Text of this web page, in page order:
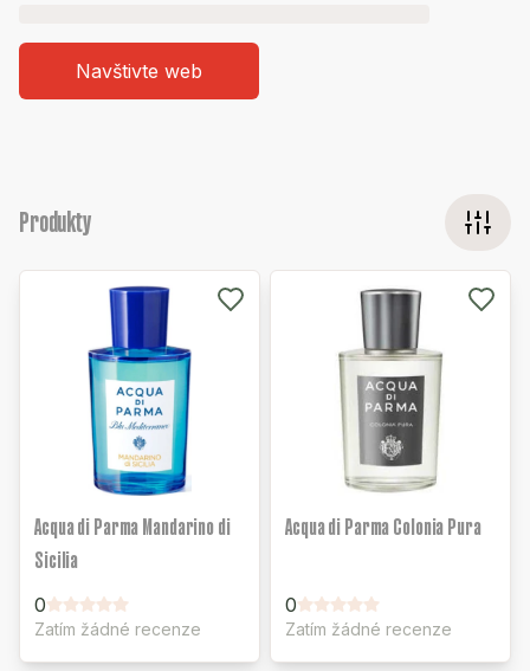
Navštivte web
Produkty
Acqua di Parma Mandarino di
Sicilia
0
Zatím žádné recenze
Acqua di Parma Colonia Pura
0
Zatím žádné recenze